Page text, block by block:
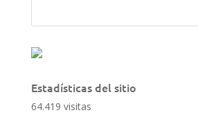
Estadísticas del sitio
64.419 visitas